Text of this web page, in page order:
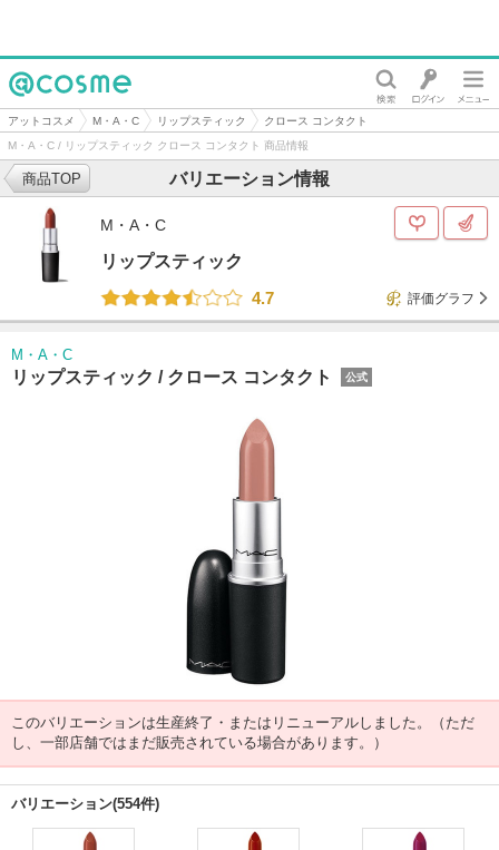
@cosme
アットコスメ M・A・C リップスティック
クロース コンタクト
M・A・C / リップスティック クロース コンタクト 商品情報
バリエーション情報
商品TOP
M・A・C
リップスティック
4.7
評価グラフ
M・A・C
リップスティック / クロース コンタクト 公式
このバリエーションは生産終了・またはリニューアルしました。（ただ
し、一部店舗ではまだ販売されている場合があります。）
バリエーション(554件)